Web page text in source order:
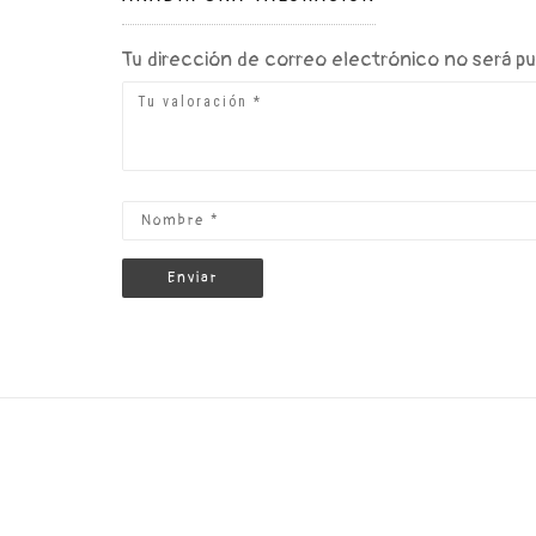
Tu dirección de correo electrónico no será